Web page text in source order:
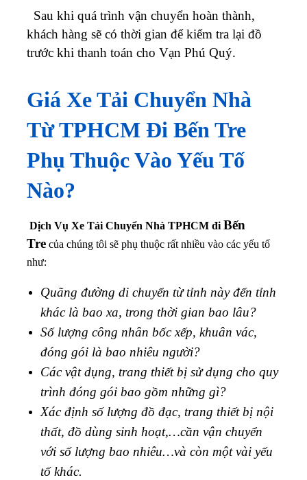
Sau khi quá trình vận chuyển hoàn thành,
khách hàng sẽ có thời gian để kiểm tra lại đồ
trước khi thanh toán cho Vạn Phú Quý.
Giá Xe Tải Chuyển Nhà
Từ TPHCM Đi Bến Tre
Phụ Thuộc Vào Yếu Tố
Nào?
Dịch Vụ Xe Tải Chuyển Nhà TPHCM đi Bến
Tre của chúng tôi sẽ phụ thuộc rất nhiều vào các yếu tố
như:
Quãng đường di chuyển từ tỉnh này đến tỉnh
khác là bao xa, trong thời gian bao lâu?
Số lượng công nhân bốc xếp, khuân vác,
đóng gói là bao nhiêu người?
Các vật dụng, trang thiết bị sử dụng cho quy
trình đóng gói bao gồm những gì?
Xác định số lượng đồ đạc, trang thiết bị nội
thất, đồ dùng sinh hoạt,…cần vận chuyển
với số lượng bao nhiêu…và còn một vài yếu
tố khác.